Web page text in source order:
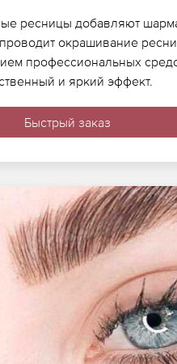
ресницы добавляют
окрашивание
профессиональных
и яркий эффект.
Быстрый заказ